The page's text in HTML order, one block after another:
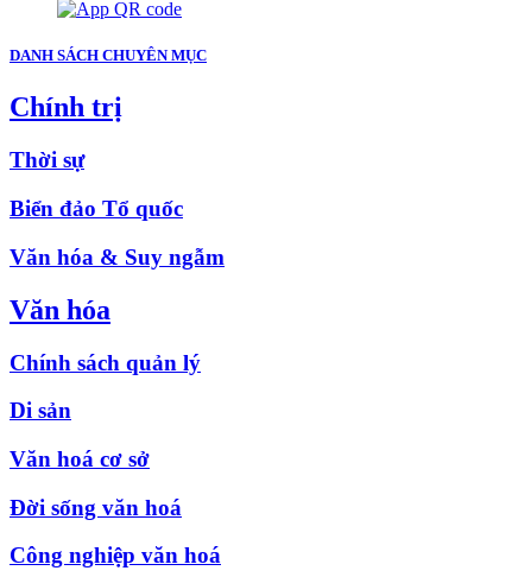
DANH SÁCH CHUYÊN MỤC
Chính trị
Thời sự
Biển đảo Tổ quốc
Văn hóa & Suy ngẫm
Văn hóa
Chính sách quản lý
Di sản
Văn hoá cơ sở
Đời sống văn hoá
Công nghiệp văn hoá